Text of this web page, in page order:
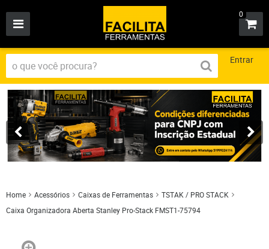
0
Entrar
Home Acessórios Caixas de Ferramentas
TSTAK / PRO STACK
Caixa Organizadora Aberta Stanley Pro-Stack FMST1-75794